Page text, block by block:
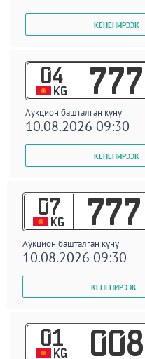
04
KG 777
Аукцион башталган күнү
10.08.2026 09:30
07
KG 777
Аукцион башталган күнү
10.08.2026 09:30
01
KG 008